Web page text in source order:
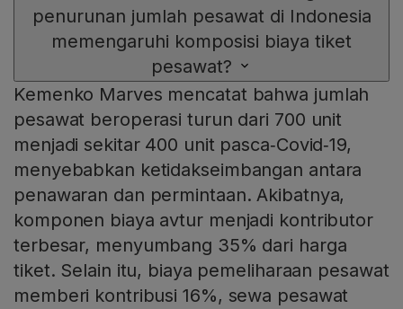
penurunan jumlah pesawat di Indonesia
memengaruhi komposisi biaya tiket
pesawat?
Kemenko Marves mencatat bahwa jumlah
pesawat beroperasi turun dari 700 unit
menjadi sekitar 400 unit pasca‑Covid‑19,
menyebabkan ketidakseimbangan antara
penawaran dan permintaan. Akibatnya,
komponen biaya avtur menjadi kontributor
terbesar, menyumbang 35% dari harga
tiket. Selain itu, biaya pemeliharaan pesawat
memberi kontribusi 16%, sewa pesawat